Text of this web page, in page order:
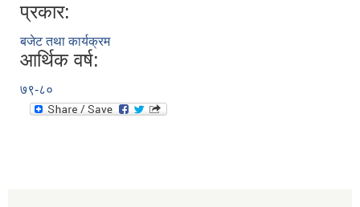
प्रकार:
बजेट तथा कार्यक्रम
आर्थिक वर्ष:
७९-८०